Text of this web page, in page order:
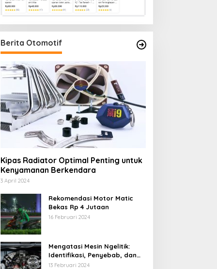
Berita Otomotif
Kipas Radiator Optimal Penting untuk
Kenyamanan Berkendara
3 April 2024
Rekomendasi Motor Matic
Bekas Rp 4 Jutaan
16 Februari 2024
Mengatasi Mesin Ngelitik:
Identifikasi, Penyebab, dan
Solusi
13 Februari 2024